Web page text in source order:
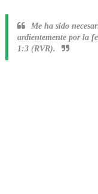
Me ha sido
ardientemente por la
1:3 (RVR).